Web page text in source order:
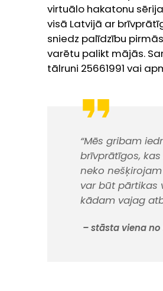
virtuālo hakatonu
visā Latvijā ar
sniedz palīdzību
varētu palikt mājās.
tālruni 25661991 vai
“Mēs gribam
brīvprātīgos,
neko
var būt pārtikas
kādam vajag
– stāsta viena